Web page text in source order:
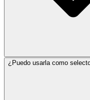
¿Puedo usarla como